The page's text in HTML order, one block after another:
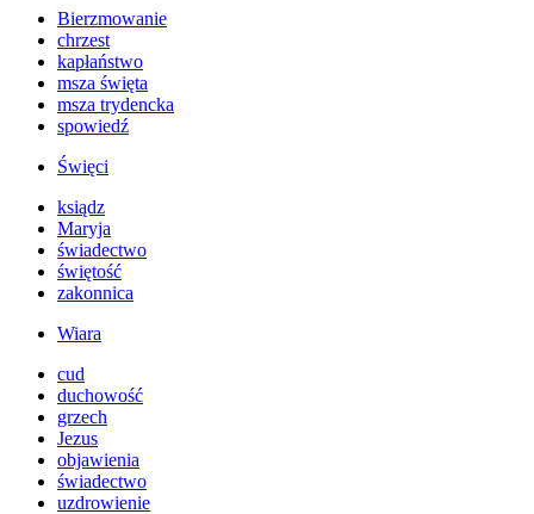
Bierzmowanie
chrzest
kapłaństwo
msza święta
msza trydencka
spowiedź
Święci
ksiądz
Maryja
świadectwo
świętość
zakonnica
Wiara
cud
duchowość
grzech
Jezus
objawienia
świadectwo
uzdrowienie